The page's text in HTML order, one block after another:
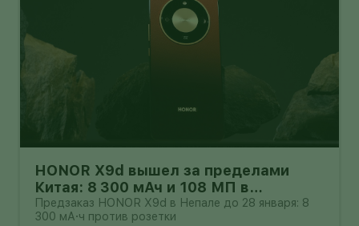
HONOR X9d вышел за пределами
Китая: 8 300 мАч и 108 МП в
бюджетном классе
Предзаказ HONOR X9d в Непале до 28 января: 8
300 мА·ч против розетки